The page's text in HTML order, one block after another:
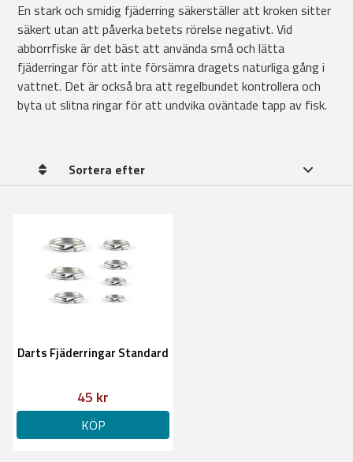
En stark och smidig fjäderring säkerställer att kroken sitter
säkert utan att påverka betets rörelse negativt. Vid
abborrfiske är det bäst att använda små och lätta
fjäderringar för att inte försämra dragets naturliga gång i
vattnet. Det är också bra att regelbundet kontrollera och
byta ut slitna ringar för att undvika oväntade tapp av fisk.
Sortera efter
Darts Fjäderringar Standard
45 kr
KÖP